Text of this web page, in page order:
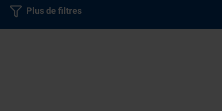
Plus de filtres